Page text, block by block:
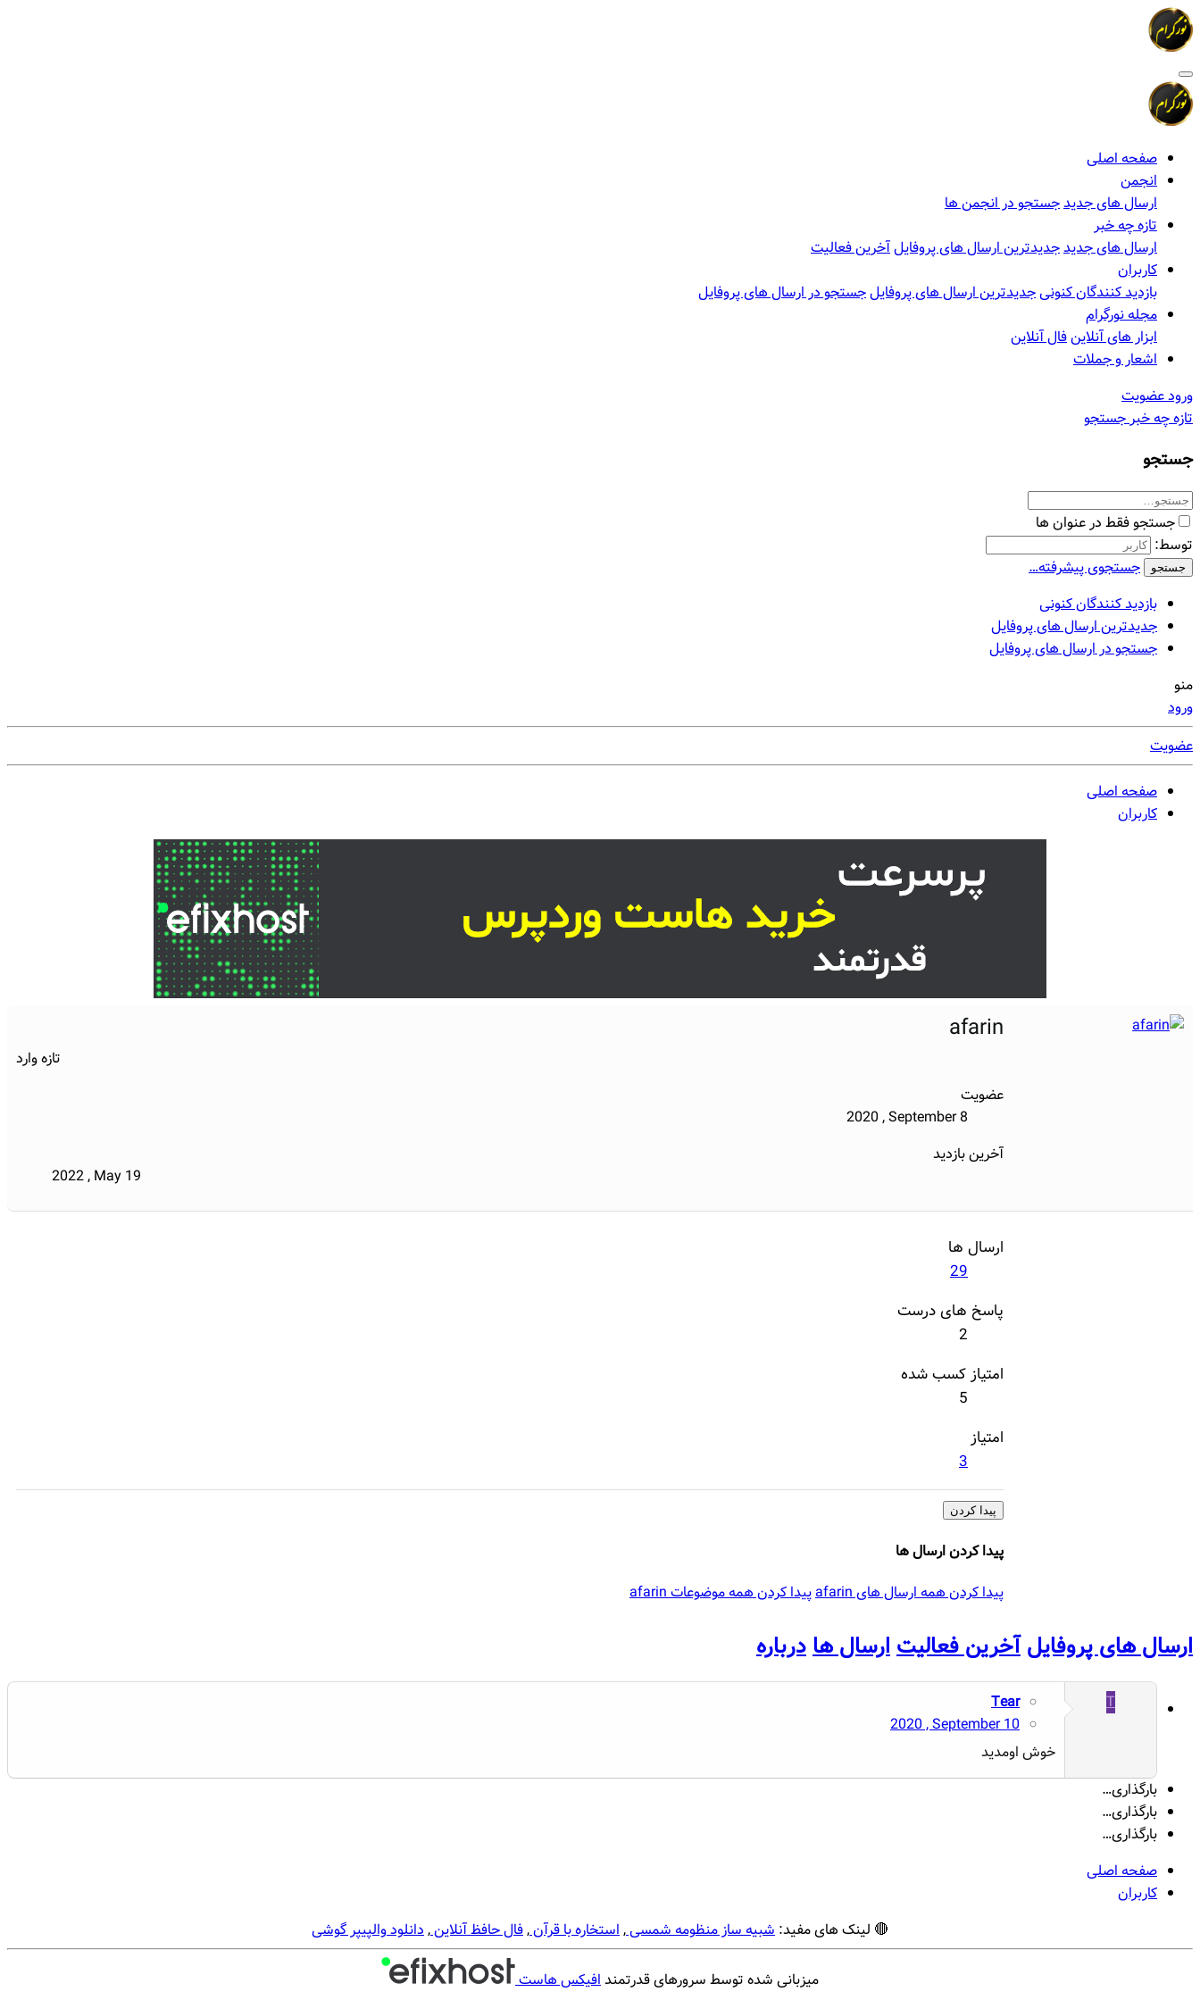
صفحه اصلی
انجمن
ارسال های جدیدجستجو در انجمن ها
تازه چه خبر
ارسال های جدیدجدیدترین ارسال های پروفایلآخرین فعالیت
کاربران
بازدید کنندگان کنونیجدیدترین ارسال های پروفایلجستجو در ارسال های پروفایل
مجله نورگرام
ابزار های آنلاینفال آنلاین
اشعار و جملات
ورودعضویت
تازه چه خبرجستجو
جستجو
جستجو فقط در عنوان ها
توسط:
جستجو
جستجوی پیشرفته…
بازدید کنندگان کنونی
جدیدترین ارسال های پروفایل
جستجو در ارسال های پروفایل
منو
ورود
عضویت
صفحه اصلی
کاربران
afarin
تازه وارد
عضویت
2020 , September 8
آخرین بازدید
2022 , May 19
ارسال ها
29
پاسخ های درست
2
امتیاز کسب شده
5
امتیاز
3
پیدا کردن
پیدا کردن ارسال ها
پیدا کردن همه ارسال های afarin
پیدا کردن همه موضوعات afarin
ارسال های پروفایل آخرین فعالیتارسال هادرباره
T
Tear
2020 , September 10
خوش اومدید
بارگذاری…
بارگذاری…
بارگذاری…
صفحه اصلی
کاربران
🔴 لینک های مفید: شبیه ساز منظومه شمسی,استخاره با قرآن,فال حافظ آنلاین,دانلود والپیپر گوشی
میزبانی شده توسط سرورهای قدرتمندافیکس هاست